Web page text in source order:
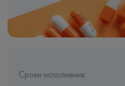
Сроки исполнения: